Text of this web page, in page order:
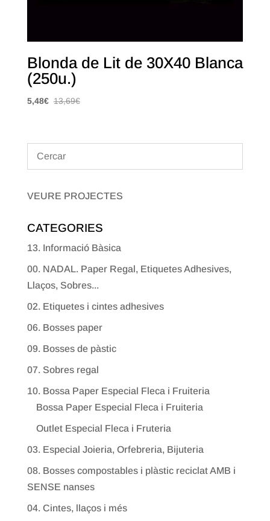
Blonda de Lit de 30X40 Blanca
(250u.)
5,48€ 13,69€
VEURE PROJECTES
CATEGORIES
13. Informació Bàsica
00. NADAL. Paper Regal, Etiquetes Adhesives,
Llaços, Sobres...
02. Etiquetes i cintes adhesives
06. Bosses paper
09. Bosses de pàstic
07. Sobres regal
10. Bossa Paper Especial Fleca i Fruiteria
Bossa Paper Especial Fleca i Fruiteria
Outlet Especial Fleca i Fruteria
03. Especial Joieria, Orfebreria, Bijuteria
08. Bosses compostables i plàstic reciclat AMB i
SENSE nanses
04. Cintes, llaços i més